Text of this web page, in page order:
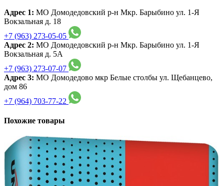
Адрес 1: МО Домодедовский р-н Мкр. Барыбино ул. 1-Я
Вокзальная д. 18
+7 (963) 273-05-05
Адрес 2: МО Домодедовский р-н Мкр. Барыбино ул. 1-Я
Вокзальная д. 5А
+7 (963) 273-07-07
Адрес 3: МО Домодедово мкр Белые столбы ул. Щебанцево,
дом 86
+7 (964) 703-77-22
Похожие товары